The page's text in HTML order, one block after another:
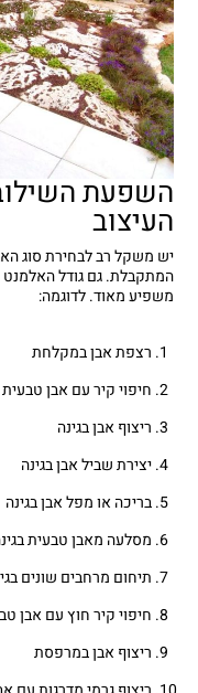
השפעת
העיצוב
יש משקל רב לבחירת סוג
המתקבלת. גם גודל האלמנט
משפיע מאוד. לדוגמה:
רצפת אבן במקלחת
חיפוי קיר עם אבן טבעית
ריצוף אבן בגינה
יצירת שביל אבן בגינה
בריכה או מפל אבן בגינה
מסלעה מאבן טבעית
תיחום מרחבים שונים
חיפוי קיר חוץ עם אבן
ריצוף אבן במרפסת